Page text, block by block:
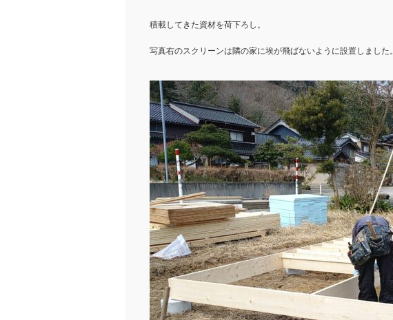
積載してきた資材を荷下ろし。
写真右のスクリーンは隣の家に埃が飛ばないように設置しました。